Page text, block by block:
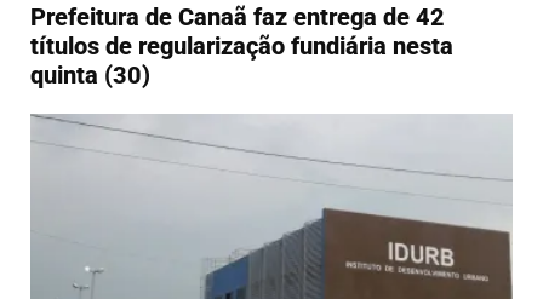
Prefeitura de Canaã faz entrega de 42
títulos de regularização fundiária nesta
quinta (30)